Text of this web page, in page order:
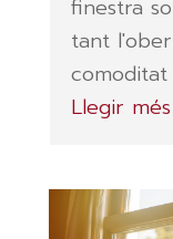
finestra
tant
comoditat
Llegir més